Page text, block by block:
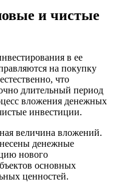
и чистые
в ее
на покупку
что
длительный период
вложения денежных
инвестиции.
величина вложений.
денежные
нового
основных
ценностей.